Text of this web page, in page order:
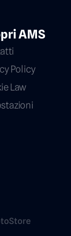
AMS
Policy
Law